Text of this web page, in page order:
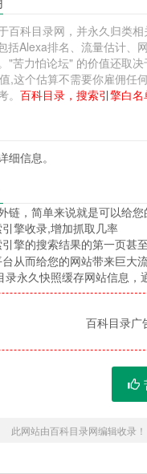
科目录网，并永久归类
括Alexa排名、流量估计
"苦力怕论坛" 的价值还取
,这个估算不需要你雇佣任
。百科目录，搜索引擎白名
信息。
链，简单来说就是可以给
擎收录,增加抓取几率
擎的搜索结果的第一页甚
从而给您的网站带来巨大
永久快照缓存网站信息
百科目录广
此网站由百科目录网编辑收录！